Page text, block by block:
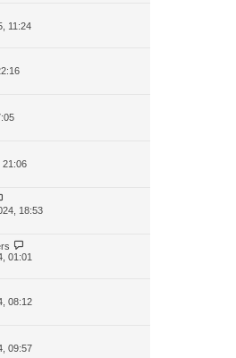
11:24
21:06
18:53
01:01
08:12
09:57